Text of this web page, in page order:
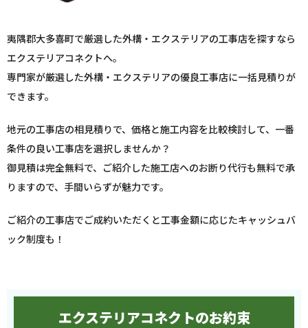
夷隅郡大多喜町で厳選した外構・エクステリアの工事店を探すなら
エクステリアコネクトへ。
専門家が厳選した外構・エクステリアの優良工事店に一括見積りが
できます。
地元の工事店の相見積りで、価格と施工内容を比較検討して、一番
条件の良い工事店を選択しませんか？
御見積は完全無料で、ご紹介した施工店へのお断り代行も無料で承
りますので、手間いらずが魅力です。
ご紹介の工事店でご成約いただくと工事金額に応じたキャッシュバ
ック制度も！
エクステリアコネクトのお約束